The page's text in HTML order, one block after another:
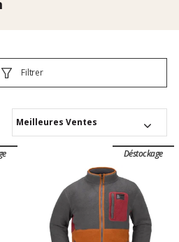
Filtrer
Meilleures Ventes
Déstockage